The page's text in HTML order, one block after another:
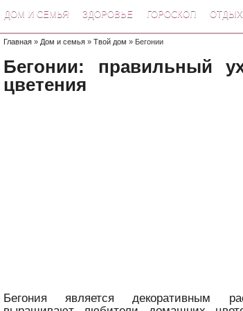
ДОМ И СЕМЬЯ ЗДОРОВЬЕ ГОРОСКОП ОТДЫХ
Главная » Дом и семья » Твой дом » Бегонии
Бегонии: правильный
цветения
Бегония является декоративным